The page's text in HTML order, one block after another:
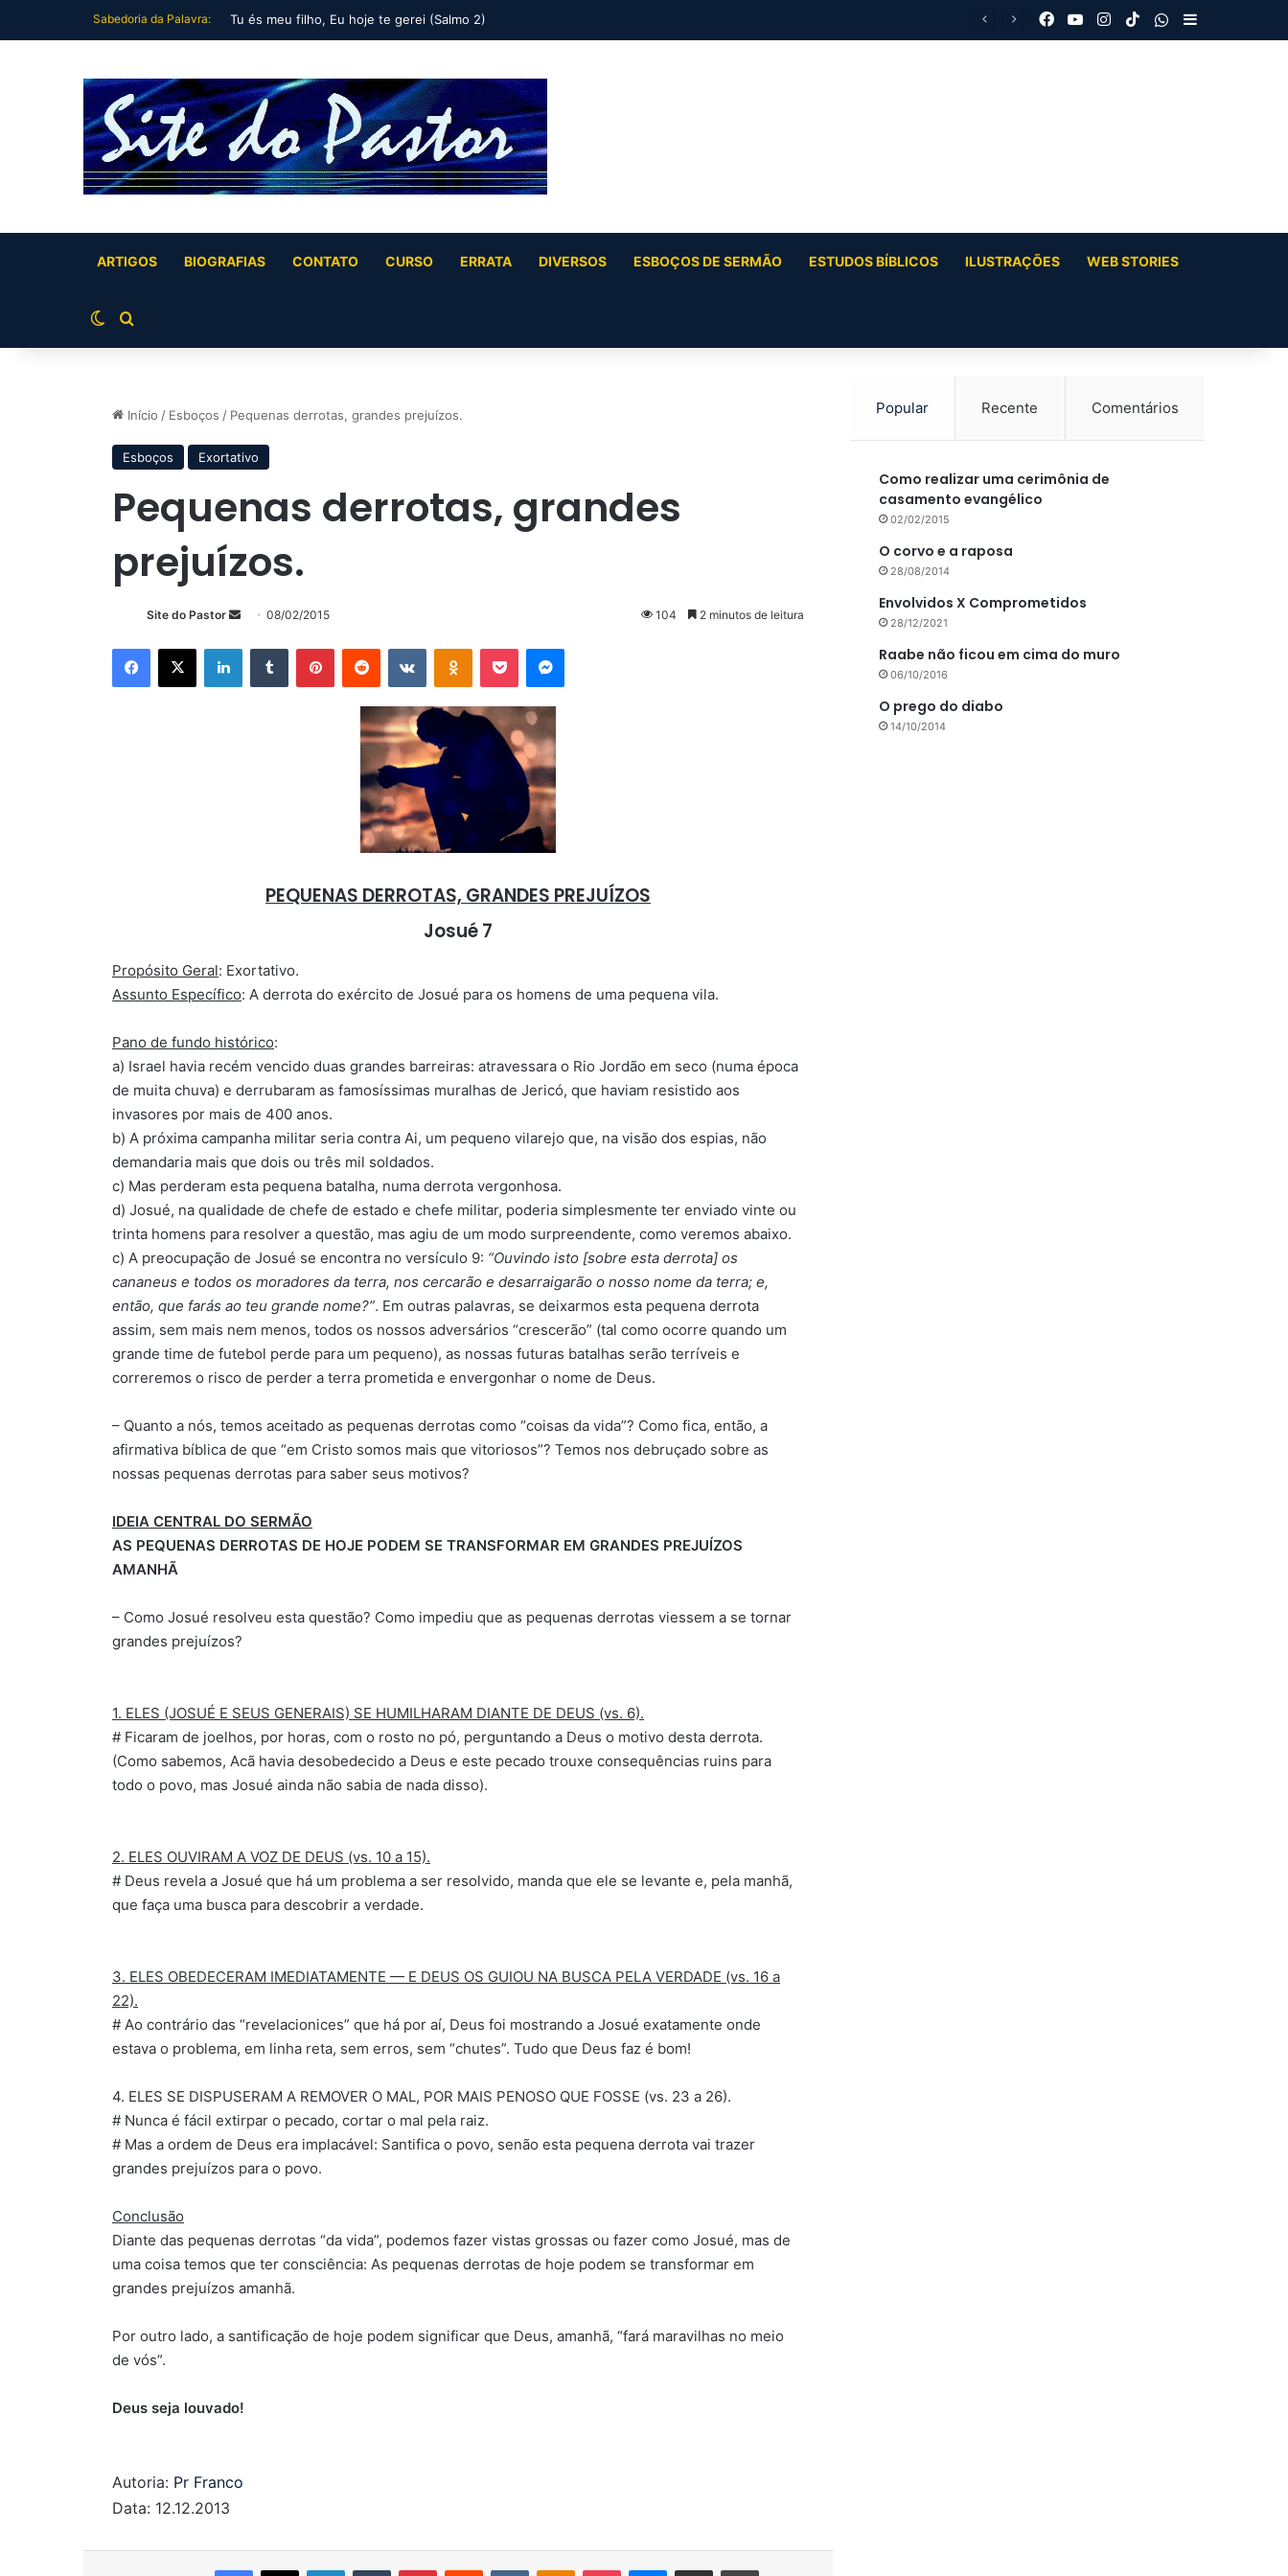
Sabedoria da Palavra: Tu és meu filho, Eu hoje te gerei (Salmo 2) Facebook
YouTubeInstagram
TikTokWhatsApp
Barra Lateral
ARTIGOS BIOGRAFIAS CONTATO CURSO ERRATA DIVERSOS ESBOÇOS DE SERMÃO ESTUDOS BÍBLICOS ILUSTRAÇÕES WEB STORIES
Switch skin
Buscar por
Início / Esboços / Pequenas derrotas, grandes prejuízos.
Esboços Exortativo
Pequenas derrotas, grandes
prejuízos.
Site do Pastor
Mande
mail
08/02/2015 104 2 minutos de leitura
Facebook
X LinkedinTumblr PinterestReddit VK OK Pocket Messenger
PEQUENAS DERROTAS, GRANDES PREJUÍZOS
Josué 7
Propósito Geral: Exortativo.
Assunto Específico: A derrota do exército de Josué para os homens de uma pequena vila.
Pano de fundo histórico:
a) Israel havia recém vencido duas grandes barreiras: atravessara o Rio Jordão em seco (numa época
de muita chuva) e derrubaram as famosíssimas muralhas de Jericó, que haviam resistido aos
invasores por mais de 400 anos.
b) A próxima campanha militar seria contra Ai, um pequeno vilarejo que, na visão dos espias, não
demandaria mais que dois ou três mil soldados.
c) Mas perderam esta pequena batalha, numa derrota vergonhosa.
d) Josué, na qualidade de chefe de estado e chefe militar, poderia simplesmente ter enviado vinte ou
trinta homens para resolver a questão, mas agiu de um modo surpreendente, como veremos abaixo.
c) A preocupação de Josué se encontra no versículo 9: “Ouvindo isto [sobre esta derrota] os
cananeus e todos os moradores da terra, nos cercarão e desarraigarão o nosso nome da terra; e,
então, que farás ao teu grande nome?”. Em outras palavras, se deixarmos esta pequena derrota
assim, sem mais nem menos, todos os nossos adversários “crescerão” (tal como ocorre quando um
grande time de futebol perde para um pequeno), as nossas futuras batalhas serão terríveis e
correremos o risco de perder a terra prometida e envergonhar o nome de Deus.
– Quanto a nós, temos aceitado as pequenas derrotas como “coisas da vida”? Como fica, então, a
afirmativa bíblica de que “em Cristo somos mais que vitoriosos”? Temos nos debruçado sobre as
nossas pequenas derrotas para saber seus motivos?
IDEIA CENTRAL DO SERMÃO
AS PEQUENAS DERROTAS DE HOJE PODEM SE TRANSFORMAR EM GRANDES PREJUÍZOS
AMANHÃ
– Como Josué resolveu esta questão? Como impediu que as pequenas derrotas viessem a se tornar
grandes prejuízos?
1. ELES (JOSUÉ E SEUS GENERAIS) SE HUMILHARAM DIANTE DE DEUS (vs. 6).
# Ficaram de joelhos, por horas, com o rosto no pó, perguntando a Deus o motivo desta derrota.
(Como sabemos, Acã havia desobedecido a Deus e este pecado trouxe consequências ruins para
todo o povo, mas Josué ainda não sabia de nada disso).
2. ELES OUVIRAM A VOZ DE DEUS (vs. 10 a 15).
# Deus revela a Josué que há um problema a ser resolvido, manda que ele se levante e, pela manhã,
que faça uma busca para descobrir a verdade.
3. ELES OBEDECERAM IMEDIATAMENTE — E DEUS OS GUIOU NA BUSCA PELA VERDADE (vs. 16 a
22).
# Ao contrário das “revelacionices” que há por aí, Deus foi mostrando a Josué exatamente onde
estava o problema, em linha reta, sem erros, sem “chutes”. Tudo que Deus faz é bom!
4. ELES SE DISPUSERAM A REMOVER O MAL, POR MAIS PENOSO QUE FOSSE (vs. 23 a 26).
# Nunca é fácil extirpar o pecado, cortar o mal pela raiz.
# Mas a ordem de Deus era implacável: Santifica o povo, senão esta pequena derrota vai trazer
grandes prejuízos para o povo.
Conclusão
Diante das pequenas derrotas “da vida”, podemos fazer vistas grossas ou fazer como Josué, mas de
uma coisa temos que ter consciência: As pequenas derrotas de hoje podem se transformar em
grandes prejuízos amanhã.
Por outro lado, a santificação de hoje podem significar que Deus, amanhã, “fará maravilhas no meio
de vós”.
Deus seja louvado!
Autoria: Pr Franco
Data: 12.12.2013
Facebook
X LinkedinTumblr PinterestReddit VK OK Pocket Messenger
Compartilhar via e-mail Imprimir
Popular Recente Comentários
Como realizar uma cerimônia de
casamento evangélico
02/02/2015
O corvo e a raposa
28/08/2014
Envolvidos X Comprometidos
28/12/2021
Raabe não ficou em cima do muro
06/10/2016
O prego do diabo
14/10/2014